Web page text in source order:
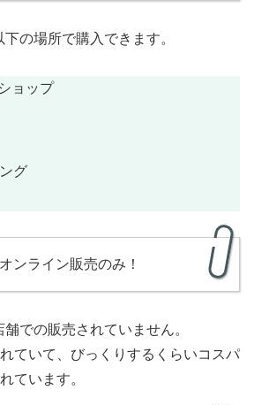
の場所で購入できます。
ョップ
グ
ンライン販売のみ！
での販売されていません。
ていて、びっくりするくらいコスパ
ています。